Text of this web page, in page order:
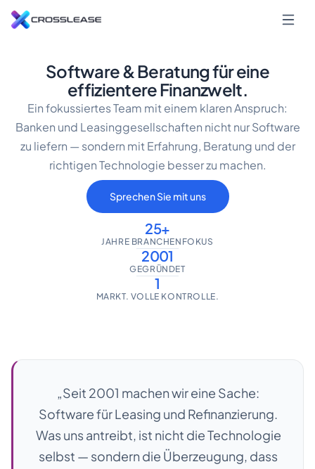
DE EN
Kontakt
Software & Beratung für eine
effizientere Finanzwelt.
Ein fokussiertes Team mit einem klaren Anspruch:
Banken und Leasinggesellschaften nicht nur Software
zu liefern — sondern mit Erfahrung, Beratung und der
richtigen Technologie besser zu machen.
Sprechen Sie mit uns
25+
JAHRE BRANCHENFOKUS
2001
GEGRÜNDET
1
MARKT. VOLLE KONTROLLE.
„Seit 2001 machen wir eine Sache:
Software für Leasing und Refinanzierung.
Was uns antreibt, ist nicht die Technologie
selbst — sondern die Überzeugung, dass